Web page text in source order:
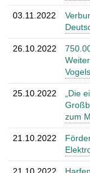
03.11.2022
26.10.2022
25.10.2022
„Die
zum
21.10.2022